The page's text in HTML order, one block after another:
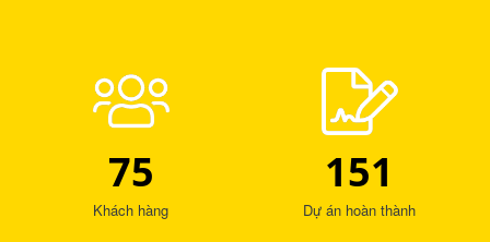
75
Khách hàng
151
Dự án hoàn thành